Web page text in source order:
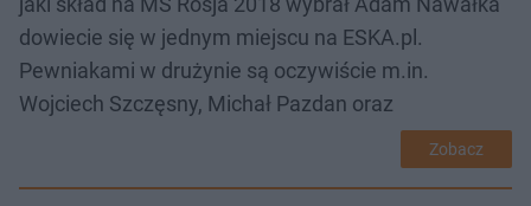
dowiecie się w jednym miejscu na ESKA.pl.
Pewniakami w drużynie są oczywiście m.in.
Wojciech Szczęsny, Michał Pazdan oraz
Zobacz